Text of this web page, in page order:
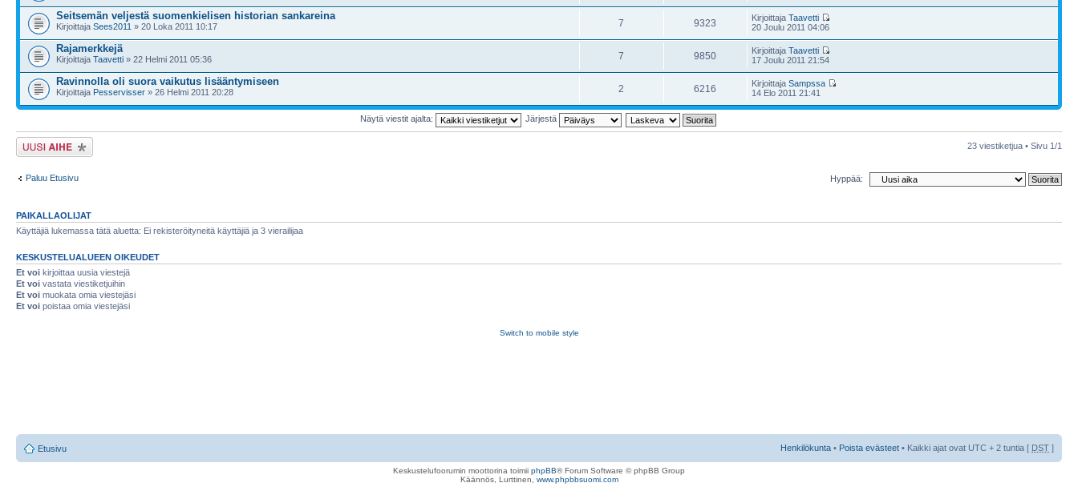
Seitsemän veljestä suomenkielisen historian sankareina
Kirjoittaja Sees2011 » 20 Loka 2011 10:17 7 9323 KirjoittajaTaavetti
20 Joulu 2011 04:06
Rajamerkkejä
Kirjoittaja Taavetti » 22 Helmi 2011 05:36 7 9850 KirjoittajaTaavetti
17 Joulu 2011 21:54
Ravinnolla oli suora vaikutus lisääntymiseen
Kirjoittaja Pesservisser » 26 Helmi 2011 20:28 2 6216 KirjoittajaSampssa
14 Elo 2011 21:41
Näytä viestit ajalta: Järjestä
Lähetä uusi viesti 23 viestiketjua • Sivu 1/1
Paluu Etusivu Hyppää:
PAIKALLAOLIJAT
Käyttäjiä lukemassa tätä aluetta: Ei rekisteröityneitä käyttäjiä ja 3 vierailijaa
KESKUSTELUALUEEN OIKEUDET
Et voi kirjoittaa uusia viestejä
Et voi vastata viestiketjuihin
Et voi muokata omia viestejäsi
Et voi poistaa omia viestejäsi
Switch to mobile style
Etusivu Henkilökunta • Poista evästeet • Kaikki ajat ovat UTC + 2 tuntia [ DST ]
Keskustelufoorumin moottorina toimii phpBB® Forum Software © phpBB Group
Käännös, Lurttinen, www.phpbbsuomi.com